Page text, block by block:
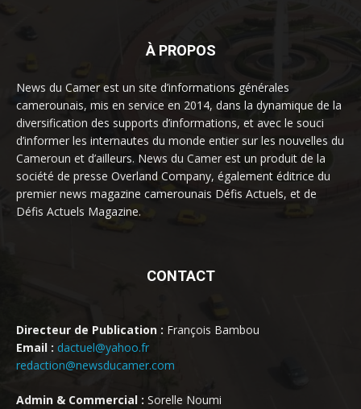
À PROPOS
News du Camer est un site d’informations générales
camerounais, mis en service en 2014, dans la dynamique de la
diversification des supports d’informations, et avec le souci
d’informer les internautes du monde entier sur les nouvelles du
Cameroun et d’ailleurs. News du Camer est un produit de la
société de presse Overland Company, également éditrice du
premier news magazine camerounais Défis Actuels, et de
Défis Actuels Magazine.
CONTACT
Directeur de Publication : François Bambou
Email : dactuel@yahoo.fr
redaction@newsducamer.com
Admin & Commercial : Sorelle Noumi